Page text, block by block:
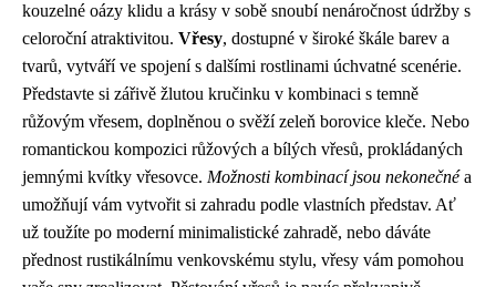
kouzelné oázy klidu a krásy v sobě snoubí nenáročnost údržby s
celoroční atraktivitou. Vřesy, dostupné v široké škále barev a
tvarů, vytváří ve spojení s dalšími rostlinami úchvatné scenérie.
Představte si zářivě žlutou kručinku v kombinaci s temně
růžovým vřesem, doplněnou o svěží zeleň borovice kleče. Nebo
romantickou kompozici růžových a bílých vřesů, prokládaných
jemnými kvítky vřesovce. Možnosti kombinací jsou nekonečnéa
umožňují vám vytvořit si zahradu podle vlastních představ. Ať
už toužíte po moderní minimalistické zahradě, nebo dáváte
přednost rustikálnímu venkovskému stylu, vřesy vám pomohou